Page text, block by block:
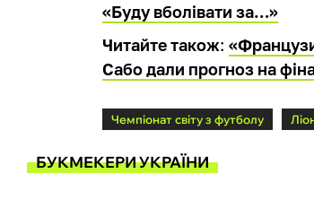
«Буду вболівати за…»
Читайте також:
Сабо дали прогноз на
Чемпіонат світу з футболу
БУКМЕКЕРИ УКРАЇНИ